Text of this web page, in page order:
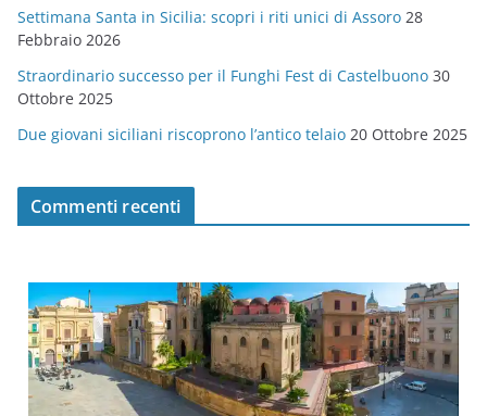
Settimana Santa in Sicilia: scopri i riti unici di Assoro 28
Febbraio 2026
Straordinario successo per il Funghi Fest di Castelbuono 30
Ottobre 2025
Due giovani siciliani riscoprono l’antico telaio 20 Ottobre 2025
Commenti recenti